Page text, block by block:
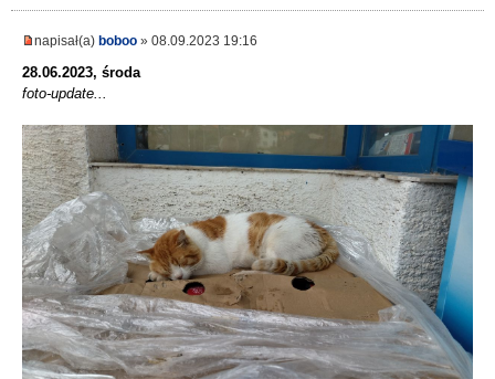
napisał(a) boboo » 08.09.2023 19:16
28.06.2023, środa
foto-update...